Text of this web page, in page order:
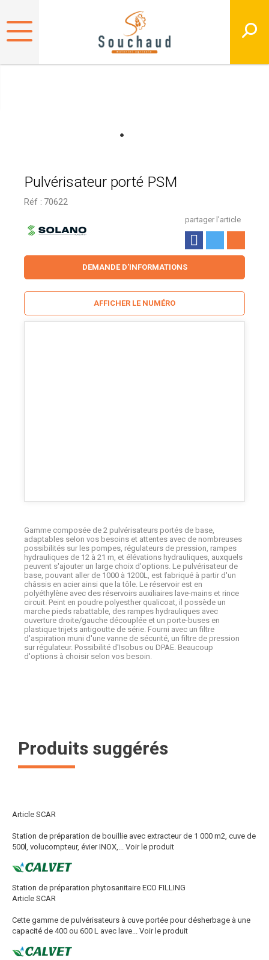
Pulvérisateur porté PSM
Réf : 70622
partager l'article
Gamme composée de 2 pulvérisateurs portés de base,
adaptables selon vos besoins et attentes avec de nombreuses
possibilités sur les pompes, régulateurs de pression, rampes
hydrauliques de 12 à 21 m, et élévations hydrauliques, auxquels
peuvent s'ajouter un large choix d'options. Le pulvérisateur de
base, pouvant aller de 1000 à 1200L, est fabriqué à partir d'un
châssis en acier ainsi que la tôle. Le réservoir est en
polyéthylène avec des réservoirs auxiliaires lave-mains et rince
circuit. Peint en poudre polyesther qualicoat, il possède un
marche pieds rabattable, des rampes hydrauliques avec
ouverture droite/gauche découplée et un porte-buses en
plastique trijets antigoutte de série. Fourni avec un filtre
d'aspiration muni d'une vanne de sécurité, un filtre de pression
sur régulateur. Possibilité d'Isobus ou DPAE. Beaucoup
d'options à choisir selon vos besoin.
DEMANDE D'INFORMATIONS
AFFICHER LE NUMÉRO
Produits suggérés
Article SCAR
Station de préparation de bouillie avec extracteur de 1 000 m2, cuve de
500l, volucompteur, évier INOX,...
Voir le produit
Station de préparation phytosanitaire ECO FILLING
Article SCAR
Cette gamme de pulvérisateurs à cuve portée pour désherbage à une
capacité de 400 ou 600 L avec lave...
Voir le produit